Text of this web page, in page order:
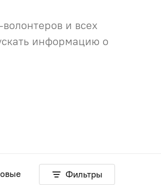
и всех
информацию о
Фильтры